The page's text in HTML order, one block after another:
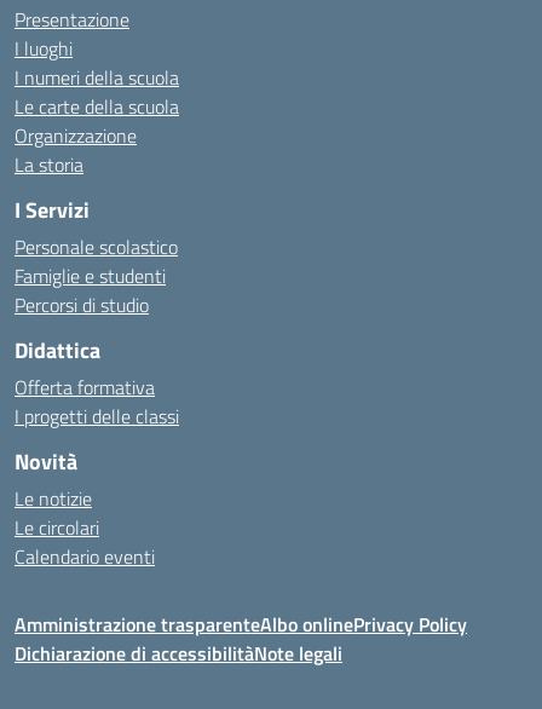
Presentazione
I luoghi
I numeri della scuola
Le carte della scuola
Organizzazione
La storia
I Servizi
Personale scolastico
Famiglie e studenti
Percorsi di studio
Didattica
Offerta formativa
I progetti delle classi
Novità
Le notizie
Le circolari
Calendario eventi
Amministrazione trasparenteAlbo onlinePrivacy Policy
Dichiarazione di accessibilitàNote legali